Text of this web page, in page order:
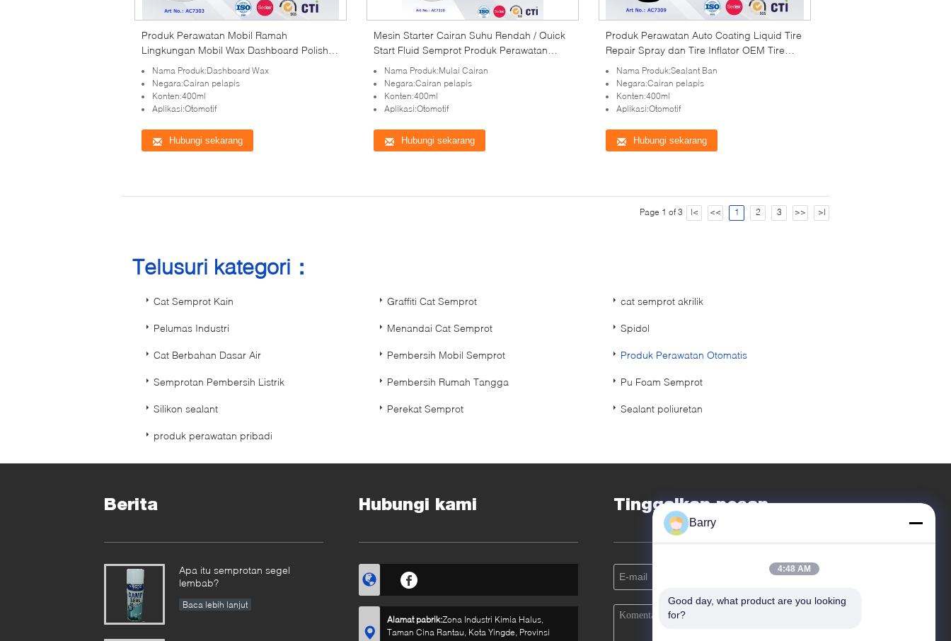
Produk Perawatan Mobil Ramah
Lingkungan Mobil Wax Dashboard Polish
Protectant / Cockpit Spray 400ml
Nama Produk:Dashboard Wax
Negara:Cairan pelapis
Konten:400ml
Aplikasi:Otomotif
Hubungi sekarang
Mesin Starter Cairan Suhu Rendah / Quick
Start Fluid Semprot Produk Perawatan
MobilNama Produk:Mulai Cairan
Negara:Cairan pelapis
Konten:400ml
Aplikasi:Otomotif
Hubungi sekarang
Produk Perawatan Auto Coating Liquid Tire
Repair Spray dan Tire Inflator OEM Tire
Sealant 400ml
Nama Produk:Sealant Ban
Negara:Cairan pelapis
Konten:400ml
Aplikasi:Otomotif
Hubungi sekarang
Page 1 of 3 |< << 1 2 3 >> >|
Telusuri kategori：
Cat Semprot Kain Graffiti Cat Semprot cat semprot akrilik
Pelumas Industri Menandai Cat Semprot Spidol
Cat Berbahan Dasar Air Pembersih Mobil Semprot Produk Perawatan Otomatis
Semprotan Pembersih Listrik Pembersih Rumah Tangga Pu Foam Semprot
Silikon sealant Perekat Semprot Sealant poliuretan
produk perawatan pribadi
Berita
Apa itu semprotan segel
lembab?
Baca lebih lanjut
Hubungi kami
Alamat pabrik:Zona Industri Kimia Halus,
Taman Cina Rantau, Kota Yingde, Provinsi
Tinggalkan pesan
Barry
4:48 AM
Good day, what product are you looking
for?